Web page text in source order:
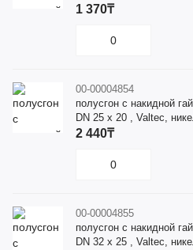
1 370₸
00-00004854
полусгон с накидной
DN 25 x 20 , Valtec,
2 440₸
00-00004855
полусгон с накидной
DN 32 x 25 , Valtec,